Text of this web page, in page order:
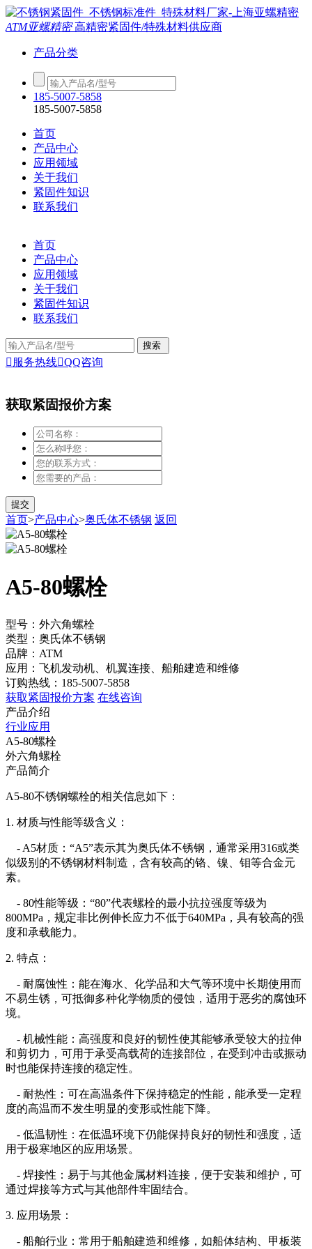
ATM亚螺精密高精密紧固件/特殊材料供应商
产品分类
185-5007-5858
185-5007-5858
首页
产品中心
应用领域
关于我们
紧固件知识
联系我们
首页
产品中心
应用领域
关于我们
紧固件知识
联系我们
 服务热线QQ咨询
获取紧固报价方案
首页>产品中心>奥氏体不锈钢 返回
A5-80螺栓
型号：外六角螺栓
类型：奥氏体不锈钢
品牌：ATM
应用：飞机发动机、机翼连接、船舶建造和维修
订购热线：185-5007-5858
获取紧固报价方案 在线咨询
产品介绍
行业应用
A5-80螺栓
外六角螺栓
产品简介
A5-80不锈钢螺栓的相关信息如下：
1. 材质与性能等级含义：
- A5材质：“A5”表示其为奥氏体不锈钢，通常采用316或类
似级别的不锈钢材料制造，含有较高的铬、镍、钼等合金元
素。
- 80性能等级：“80”代表螺栓的最小抗拉强度等级为
800MPa，规定非比例伸长应力不低于640MPa，具有较高的强
度和承载能力。
2. 特点：
- 耐腐蚀性：能在海水、化学品和大气等环境中长期使用而
不易生锈，可抵御多种化学物质的侵蚀，适用于恶劣的腐蚀环
境。
- 机械性能：高强度和良好的韧性使其能够承受较大的拉伸
和剪切力，可用于承受高载荷的连接部位，在受到冲击或振动
时也能保持连接的稳定性。
- 耐热性：可在高温条件下保持稳定的性能，能承受一定程
度的高温而不发生明显的变形或性能下降。
- 低温韧性：在低温环境下仍能保持良好的韧性和强度，适
用于极寒地区的应用场景。
- 焊接性：易于与其他金属材料连接，便于安装和维护，可
通过焊接等方式与其他部件牢固结合。
3. 应用场景：
- 船舶行业：常用于船舶建造和维修，如船体结构、甲板装